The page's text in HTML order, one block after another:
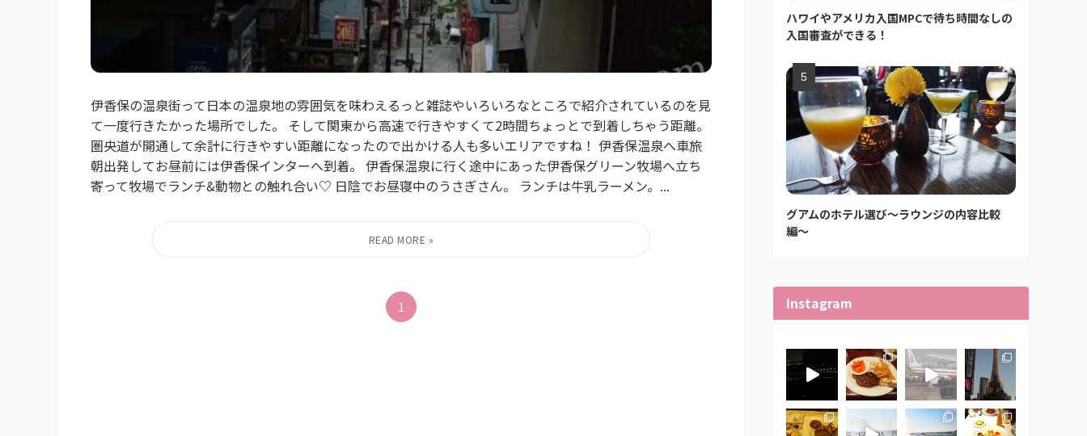
伊香保の温泉街って日本の温泉地の雰囲気を味わえるっと雑誌やいろいろなところで紹介されているのを見
て一度行きたかった場所でした。 そして関東から高速で行きやすくて2時間ちょっとで到着しちゃう距離。
圏央道が開通して余計に行きやすい距離になったので出かける人も多いエリアですね！ 伊香保温泉へ車旅
朝出発してお昼前には伊香保インターへ到着。 伊香保温泉に行く途中にあった伊香保グリーン牧場へ立ち
寄って牧場でランチ&動物との触れ合い♡ 日陰でお昼寝中のうさぎさん。 ランチは牛乳ラーメン。...
1
ハワイやアメリカ入国MPCで待ち時間なしの
入国審査ができる！
グアムのホテル選び〜ラウンジの内容比較
編〜
Instagram